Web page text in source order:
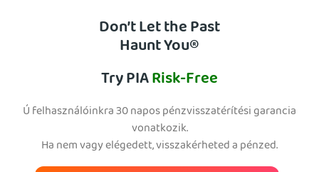
Don’t Let the Past
Haunt You®
Try PIARisk-Free
Ú felhasználóinkra 30 napos pénzvisszatérítési garancia
vonatkozik.
Ha nem vagy elégedett, visszakérheted a pénzed.